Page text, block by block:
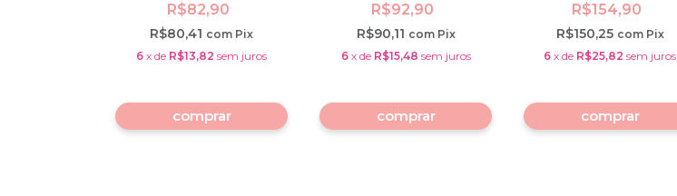
R$82,90
R$80,41 com Pix
6 x de R$13,82 sem juros
R$92,90
R$90,11 com Pix
6 x de R$15,48 sem juros
R$154,90
R$150,25 com Pix
6 x de R$25,82 sem juros